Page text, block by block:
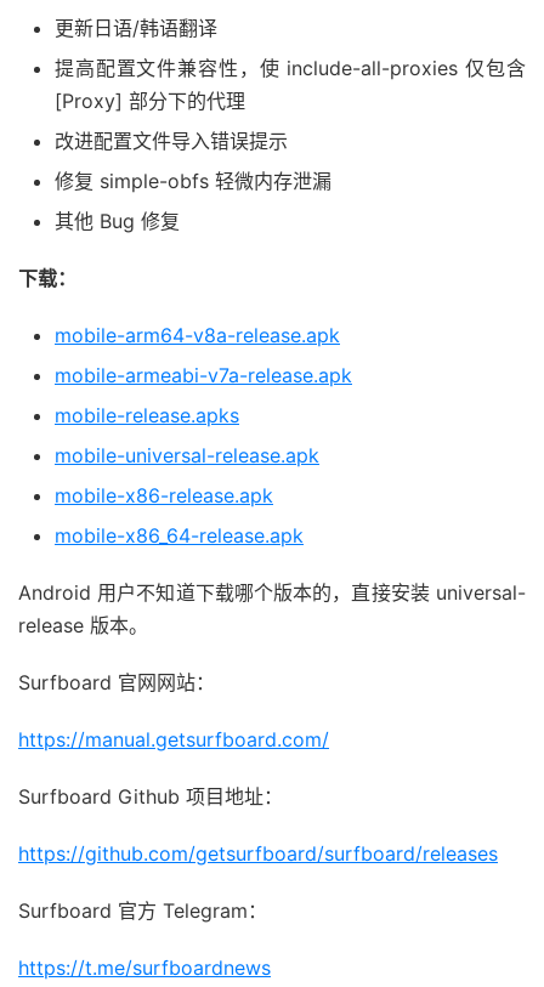
更新日语/韩语翻译
提高配置文件兼容性，使 include-all-proxies 仅包含
[Proxy] 部分下的代理
改进配置文件导入错误提示
修复 simple-obfs 轻微内存泄漏
其他 Bug 修复
下载：
mobile-arm64-v8a-release.apk
mobile-armeabi-v7a-release.apk
mobile-release.apks
mobile-universal-release.apk
mobile-x86-release.apk
mobile-x86_64-release.apk
Android 用户不知道下载哪个版本的，直接安装 universal-
release 版本。
Surfboard 官网网站：
https://manual.getsurfboard.com/
Surfboard Github 项目地址：
https://github.com/getsurfboard/surfboard/releases
Surfboard 官方 Telegram：
https://t.me/surfboardnews